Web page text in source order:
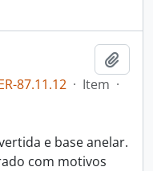
87.11.12 · Item ·
e base anelar.
com motivos